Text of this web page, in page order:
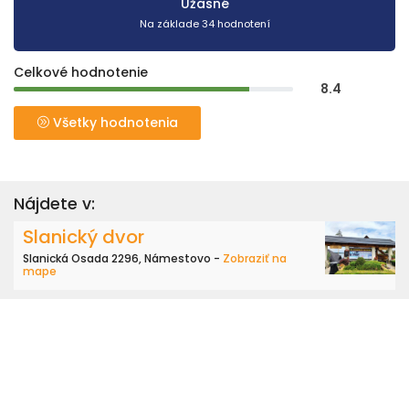
Úžasné
Na základe 34 hodnotení
Celkové hodnotenie
8.4
Všetky hodnotenia
Nájdete v:
Slanický dvor
Slanická Osada 2296, Námestovo - Zobraziť na
mape